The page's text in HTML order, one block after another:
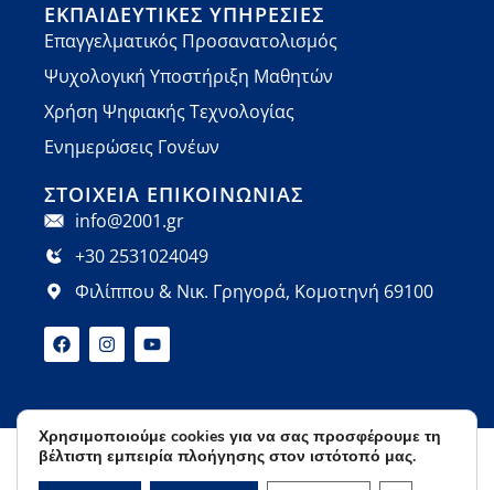
ΕΚΠΑΙΔΕΥΤΙΚΈΣ ΥΠΗΡΕΣΊΕΣ
Επαγγελματικός Προσανατολισμός
Ψυχολογική Υποστήριξη Μαθητών
Χρήση Ψηφιακής Τεχνολογίας
Ενημερώσεις Γονέων
ΣΤΟΙΧΕΊΑ ΕΠΙΚΟΙΝΩΝΊΑΣ
info@2001.gr
+30 2531024049
Φιλίππου & Νικ. Γρηγορά, Κομοτηνή 69100
Όροι ΧρήσηςΠολιτική Απορρήτου
Χρησιμοποιούμε cookies για να σας προσφέρουμε τη
βέλτιστη εμπειρία πλοήγησης στον ιστότοπό μας.